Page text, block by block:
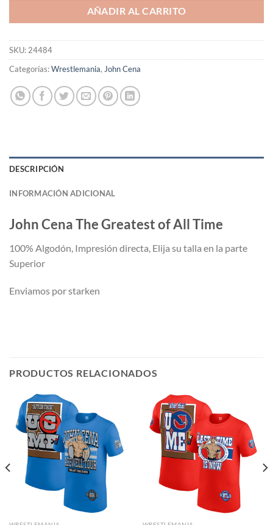
AÑADIR AL CARRITO
SKU:24484
Categorías:Wrestlemania, John Cena
DESCRIPCIÓN
INFORMACIÓN ADICIONAL
John Cena The Greatest of All Time
100% Algodón, Impresión directa, Elija su talla en la parte
Superior
Enviamos por starken
PRODUCTOS RELACIONADOS